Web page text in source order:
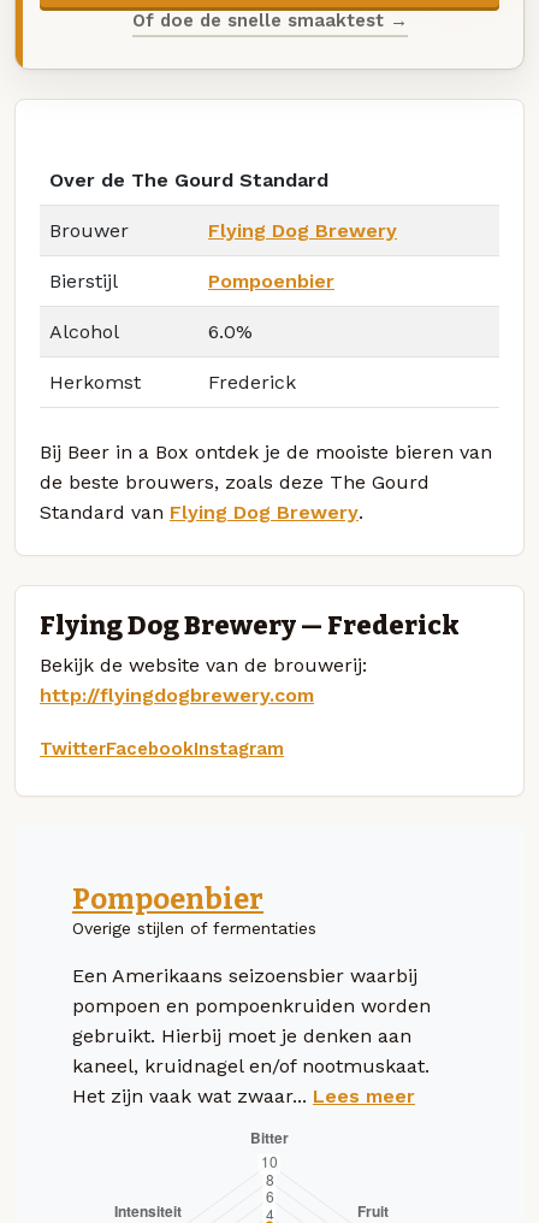
Of doe de snelle smaaktest →
Over de The Gourd Standard
Brouwer Flying Dog Brewery
Bierstijl Pompoenbier
Alcohol 6.0%
Herkomst Frederick
Bij Beer in a Box ontdek je de mooiste bieren van
de beste brouwers, zoals deze The Gourd
Standard van Flying Dog Brewery.
Flying Dog Brewery — Frederick
Bekijk de website van de brouwerij:
http://flyingdogbrewery.com
TwitterFacebookInstagram
Pompoenbier
Overige stijlen of fermentaties
Een Amerikaans seizoensbier waarbij
pompoen en pompoenkruiden worden
gebruikt. Hierbij moet je denken aan
kaneel, kruidnagel en/of nootmuskaat.
Het zijn vaak wat zwaar... Lees meer